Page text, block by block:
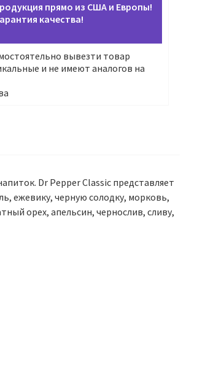
прямо из США и Европы!
качества!
вывезти товар
и не имеют аналогов на
Dr Pepper Classic представляет
ежевику, черную солодку, морковь,
орех, апельсин, чернослив, сливу,